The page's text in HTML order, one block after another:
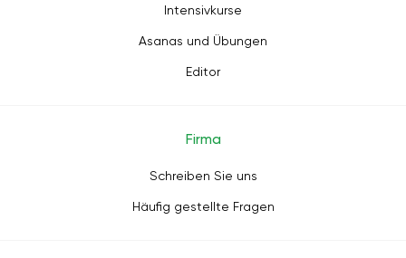
Intensivkurse
Asanas und Übungen
Editor
Firma
Schreiben Sie uns
Häufig gestellte Fragen